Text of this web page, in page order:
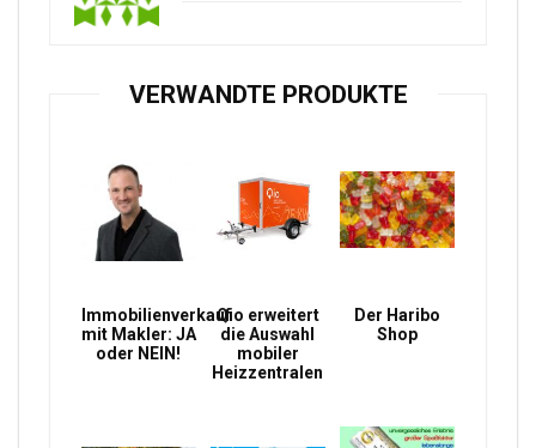
VERWANDTE PRODUKTE
Immobilienverkauf
mit Makler: JA
oder NEIN!
Qio erweitert
die Auswahl
mobiler
Heizzentralen
Der Haribo
Shop